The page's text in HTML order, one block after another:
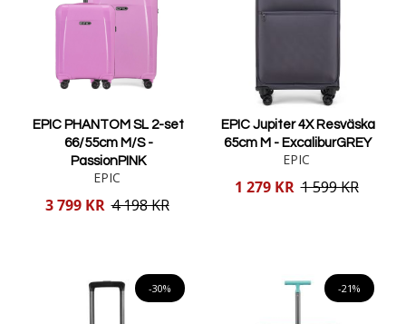
EPIC PHANTOM SL 2-set
66/55cm M/S -
PassionPINK
EPIC
Reducerat
3 799 KR 4 198 KR
EPIC Jupiter 4X Resväska
65cm M - ExcaliburGREY
EPIC
Reducerat
1 279 KR 1 599 KR
-30% -21%